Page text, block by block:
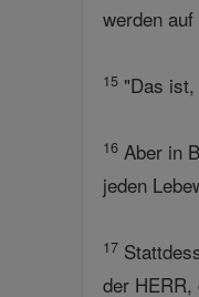
werden
15 "Das
16 Aber in
jeden
17
der HERR,